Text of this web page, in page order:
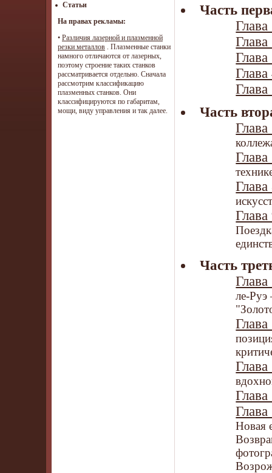
Статьи
На правах рекламы:
• Различия лазерной и плазменной
резки металлов . Плазменные станки
намного отличаются от лазерных,
поэтому строение таких станков
рассматривается отдельно. Сначала
рассмотрим классификацию
плазменных станков. Они
классифицируются по габаритам,
мощи, виду управления и так далее.
Часть
Глава
Глава
Глава
Глава
Глава
Часть
Глава
Глава
Глава
Глава
Часть
ле-
Новая